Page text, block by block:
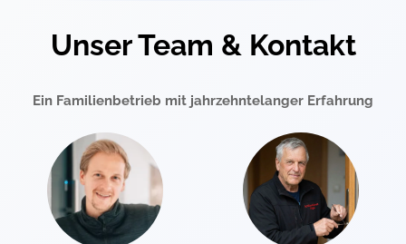
Unser Team & Kontakt
Ein Familienbetrieb mit jahrzehntelanger Erfahrung